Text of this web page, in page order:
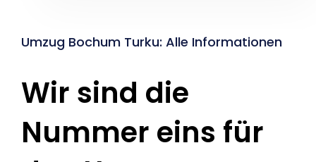
Umzug Bochum Turku: Alle Informationen
Wir sind die
Nummer eins für